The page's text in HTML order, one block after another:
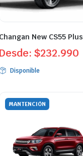
Changan New CS55 Plus
Desde:$232.990
Disponible
MANTENCIÓN